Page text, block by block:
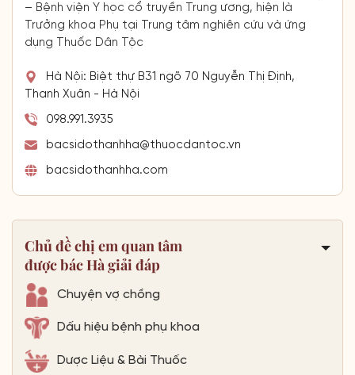
– Bệnh viện Y học cổ truyền Trung ương, hiện là
Trưởng khoa Phụ tại Trung tâm nghiên cứu và ứng
dụng Thuốc Dân Tộc
Hà Nội: Biệt thự B31 ngõ 70 Nguyễn Thị Định,
Thanh Xuân - Hà Nội
098.991.3935
bacsidothanhha@thuocdantoc.vn
bacsidothanhha.com
Chủ đề chị em quan tâm
được bác Hà giải đáp
Chuyện vợ chồng
Dấu hiệu bệnh phụ khoa
Dược Liệu & Bài Thuốc